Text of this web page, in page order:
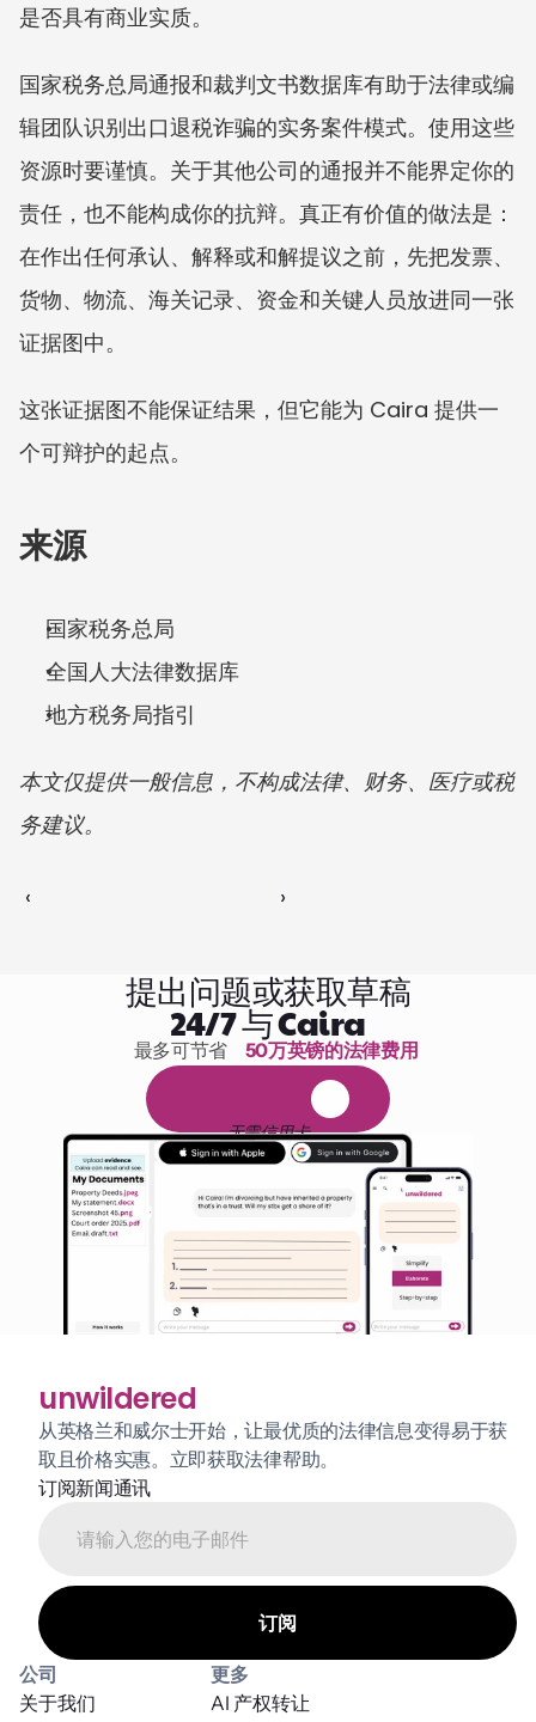
是否具有商业实质。
国家税务总局通报和裁判文书数据库有助于法律或编
辑团队识别出口退税诈骗的实务案件模式。使用这些
资源时要谨慎。关于其他公司的通报并不能界定你的
责任，也不能构成你的抗辩。真正有价值的做法是：
在作出任何承认、解释或和解提议之前，先把发票、
货物、物流、海关记录、资金和关键人员放进同一张
证据图中。
这张证据图不能保证结果，但它能为 Caira 提供一
个可辩护的起点。
来源
国家税务总局
全国人大法律数据库
地方税务局指引
本文仅提供一般信息，不构成法律、财务、医疗或税
务建议。
‹ ›
提出问题或获取草稿
24/7 与 Caira
1,000小时的阅读
最多可节省 50万英镑的法律费用
无需信用卡
unwildered
从英格兰和威尔士开始，让最优质的法律信息变得易于获
取且价格实惠。立即获取法律帮助。
订阅新闻通讯
公司
关于我们
更多
AI 产权转让